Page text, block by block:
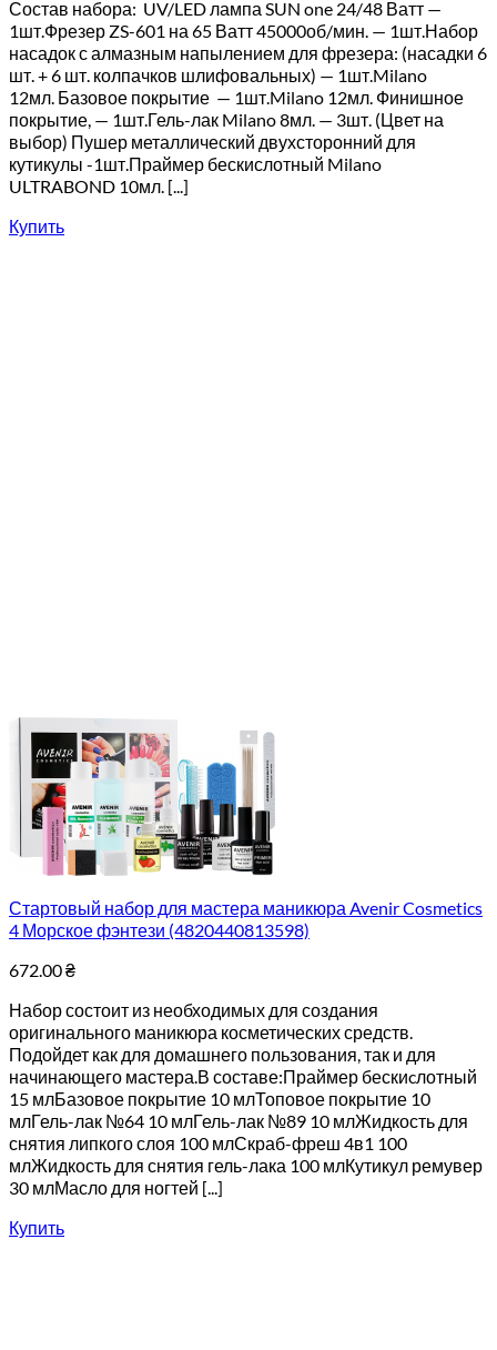
Состав набора: UV/LED лампа SUN one 24/48 Ватт —
1шт.Фрезер ZS-601 на 65 Ватт 45000об/мин. — 1шт.Набор
насадок с алмазным напылением для фрезера: (насадки 6
шт. + 6 шт. колпачков шлифовальных) — 1шт.Milano
12мл. Базовое покрытие — 1шт.Milano 12мл. Финишное
покрытие, — 1шт.Гель-лак Milano 8мл. — 3шт. (Цвет на
выбор) Пушер металлический двухсторонний для
кутикулы -1шт.Праймер бескислотный Milano
ULTRABOND 10мл. [...]
Купить
Стартовый набор для мастера маникюра Avenir Cosmetics
4 Морское фэнтези (4820440813598)
672.00₴
Набор состоит из необходимых для создания
оригинального маникюра косметических средств.
Подойдет как для домашнего пользования, так и для
начинающего мастера.В составе:Праймер бескиcлотный
15 млБазовое покрытие 10 млТоповое покрытие 10
млГель-лак №64 10 млГель-лак №89 10 млЖидкость для
снятия липкого слоя 100 млСкраб-фреш 4в1 100
млЖидкость для снятия гель-лака 100 млКутикул ремувер
30 млМасло для ногтей [...]
Купить